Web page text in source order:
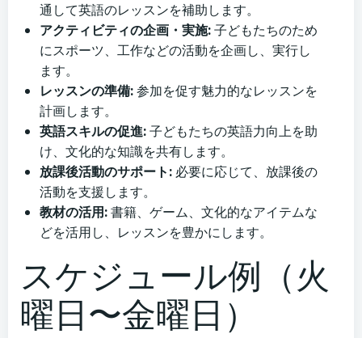
通して英語のレッスンを補助します。
アクティビティの企画・実施:子どもたちのため
にスポーツ、工作などの活動を企画し、実行し
ます。
レッスンの準備:参加を促す魅力的なレッスンを
計画します。
英語スキルの促進:子どもたちの英語力向上を助
け、文化的な知識を共有します。
放課後活動のサポート: 必要に応じて、放課後の
活動を支援します。
教材の活用:書籍、ゲーム、文化的なアイテムな
どを活用し、レッスンを豊かにします。
スケジュール例（火
曜日〜金曜日）